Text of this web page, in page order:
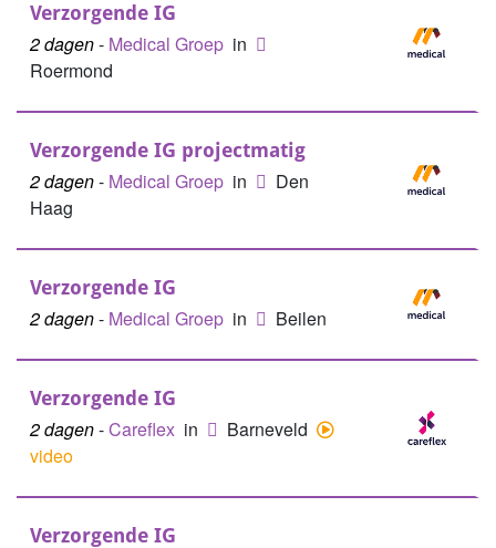
Verzorgende IG
2 dagen- Medical Groep in
Roermond
Verzorgende IG projectmatig
2 dagen- Medical Groep in
Den
Haag
Verzorgende IG
2 dagen- Medical Groep in Beilen
Verzorgende IG
2 dagen-Careflex in
Barneveld
video
Verzorgende IG